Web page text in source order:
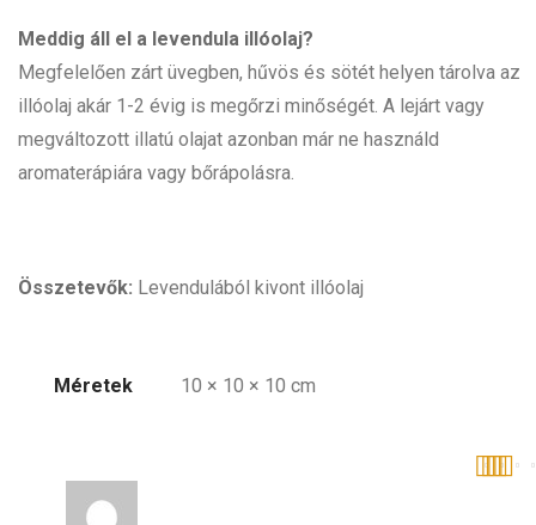
Meddig áll el a levendula illóolaj?
Megfelelően zárt üvegben, hűvös és sötét helyen tárolva az
illóolaj akár 1-2 évig is megőrzi minőségét. A lejárt vagy
megváltozott illatú olajat azonban már ne használd
aromaterápiára vagy bőrápolásra.
Összetevők: Levendulából kivont illóolaj
Méretek 10 × 10 × 10 cm